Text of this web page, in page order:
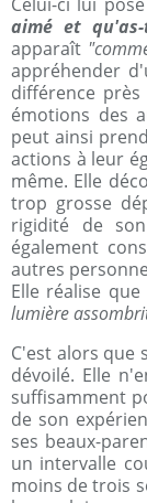
aimé et
apparaît
appréhender
différence
émotions des
peut ainsi
actions à leur
même. Elle
trop grosse
rigidité de
également
autres
Elle réalise que
lumière
C'est alors que
dévoilé. Elle
suffisamment
de son
ses beaux-
un intervalle
moins de trois